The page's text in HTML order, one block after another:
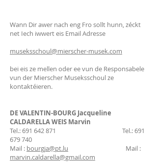
Wann Dir awer nach eng Fro sollt hunn, zéckt
net Iech iwwert eis Email Adresse
museksschoul@mierscher-musek.com
bei eis ze mellen oder ee vun de Responsabele
vun der Mierscher Museksschoul ze
kontaktéieren.
DE VALENTIN-BOURG Jacqueline
CALDARELLA WEIS Marvin
Tel.:691 642 871 Tel.:691
679 740
Mail : bourgja@pt.lu Mail :
marvin.caldarella@gmail.com